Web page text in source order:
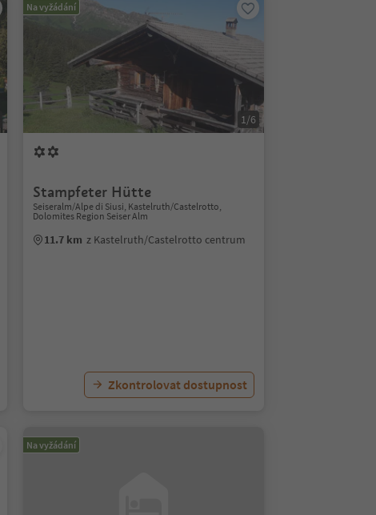
Na vyžádání
1/6
Stampfeter Hütte
Seiseralm/Alpe di Siusi, Kastelruth/Castelrotto,
Dolomites Region Seiser Alm
11.7 km z Kastelruth/Castelrotto centrum
Zkontrolovat dostupnost
Na vyžádání